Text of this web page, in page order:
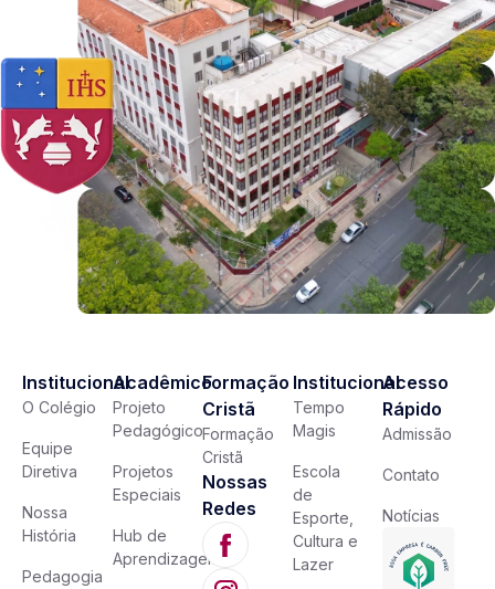
Institucional
O Colégio
Equipe
Diretiva
Nossa
História
Pedagogia
Acadêmico
Projeto
Pedagógico
Projetos
Especiais
Hub de
Aprendizagem
Formação
Cristã
Formação
Cristã
Nossas
Redes
Institucional
Tempo
Magis
Escola
de
Esporte,
Cultura e
Lazer
Acesso
Rápido
Admissão
Contato
Notícias